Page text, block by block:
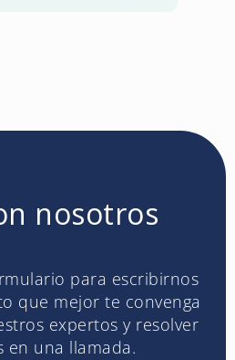
nosotros
para escribirnos
que mejor te convenga
expertos y resolver
en una llamada.